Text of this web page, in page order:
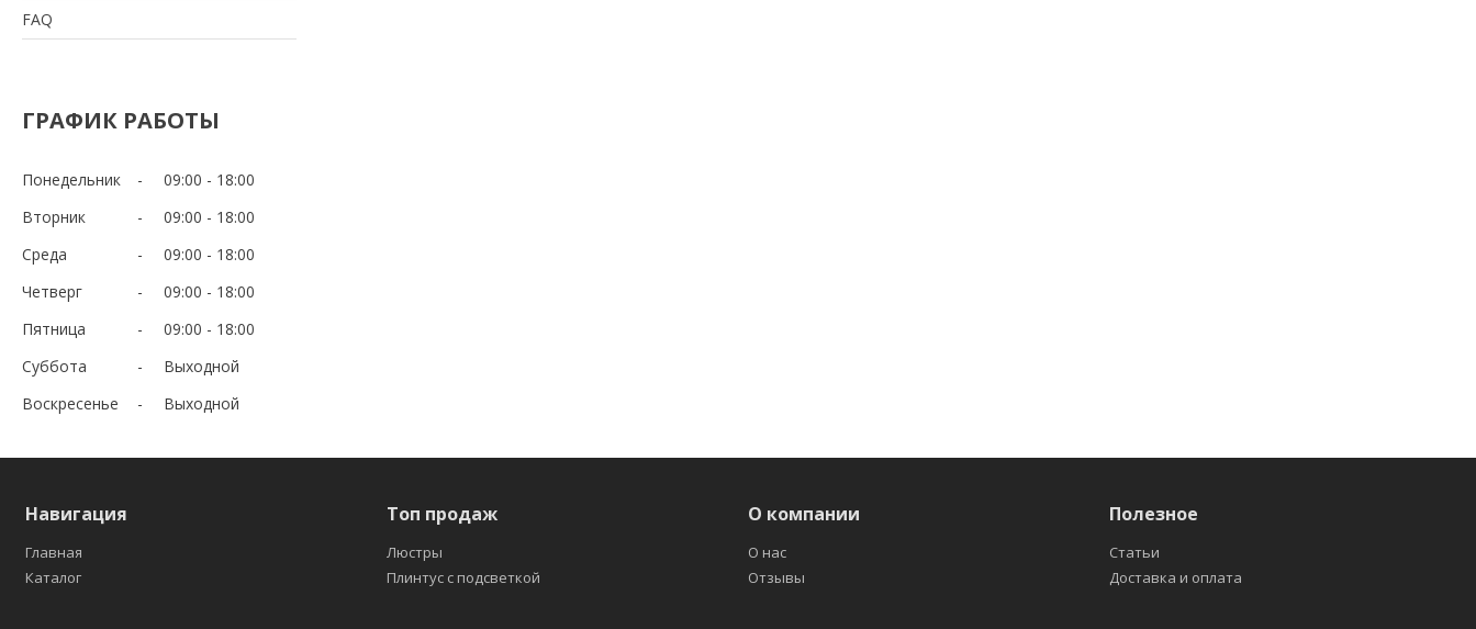
FAQ
ГРАФИК РАБОТЫ
Понедельник 09:00
18:00
Вторник
09:00
18:00
Среда
09:00
18:00
Четверг
09:00
18:00
Пятница
09:00
18:00
Суббота
Выходной
Воскресенье
Выходной
Навигация
Главная
Каталог
Топ продаж
Люстры
Плинтус с подсветкой
О компании
О нас
Отзывы
Полезное
Статьи
Доставка и оплата